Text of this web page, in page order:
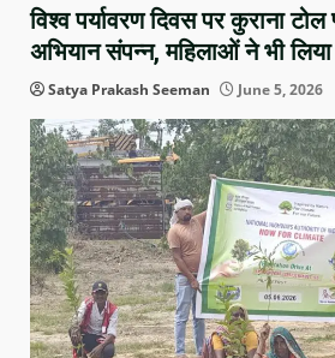
विश्व पर्यावरण दिवस पर कुराना टोल
अभियान संपन्न, महिलाओं ने भी लिया
Satya Prakash Seeman June 5, 2026